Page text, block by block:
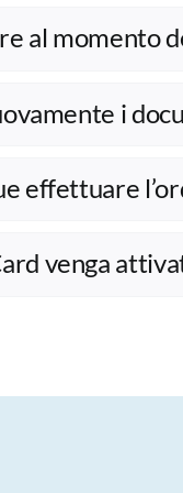
al momento
i
effettuare
venga